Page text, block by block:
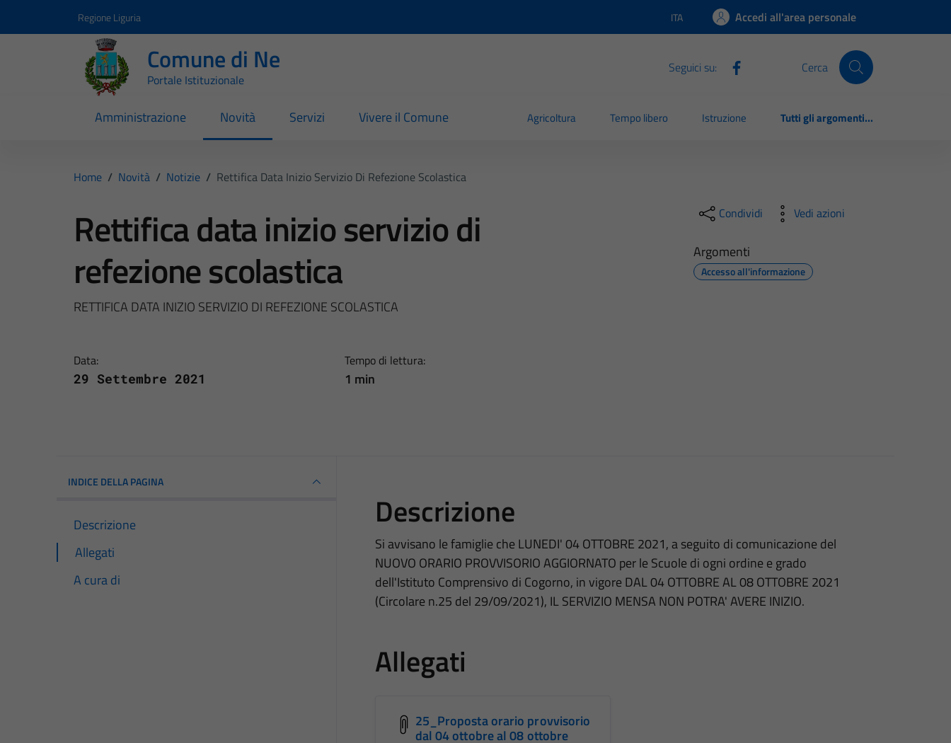
Regione Liguria Lingua attiva:
ITA Accedi all'area personale
Comune di Ne
Portale Istituzionale
Seguici su: Cerca
Amministrazione Novità Servizi Vivere il Comune Agricoltura Tempo libero Istruzione Tutti gli argomenti...
Home / Novità / Notizie / Rettifica Data Inizio Servizio Di Refezione Scolastica
Rettifica data inizio servizio di
refezione scolastica
RETTIFICA DATA INIZIO SERVIZIO DI REFEZIONE SCOLASTICA
Data:
29 Settembre 2021
Tempo di lettura:
1 min
Condividi Vedi azioni
Argomenti
Accesso all'informazione
INDICE DELLA PAGINA
Descrizione
Allegati
A cura di
Descrizione
Si avvisano le famiglie che LUNEDI' 04 OTTOBRE 2021, a seguito di comunicazione del
NUOVO ORARIO PROVVISORIO AGGIORNATO per le Scuole di ogni ordine e grado
dell'Istituto Comprensivo di Cogorno, in vigore DAL 04 OTTOBRE AL 08 OTTOBRE 2021
(Circolare n.25 del 29/09/2021), IL SERVIZIO MENSA NON POTRA' AVERE INIZIO.
Allegati
25_Proposta orario provvisorio
dal 04 ottobre al 08 ottobre